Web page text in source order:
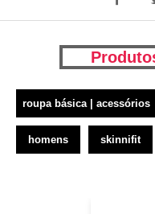
roupa básica | acessórios
homens skinnifit